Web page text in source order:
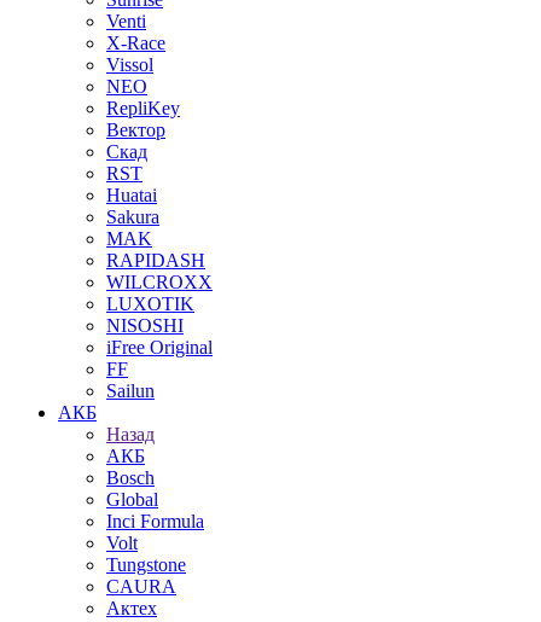
Venti
X-Race
Vissol
NEO
RepliKey
Вектор
Скад
RST
Huatai
Sakura
MAK
RAPIDASH
WILCROXX
LUXOTIK
NISOSHI
iFree Original
FF
Sailun
АКБ
Назад
АКБ
Bosch
Global
Inci Formula
Volt
Tungstone
CAURA
Актех